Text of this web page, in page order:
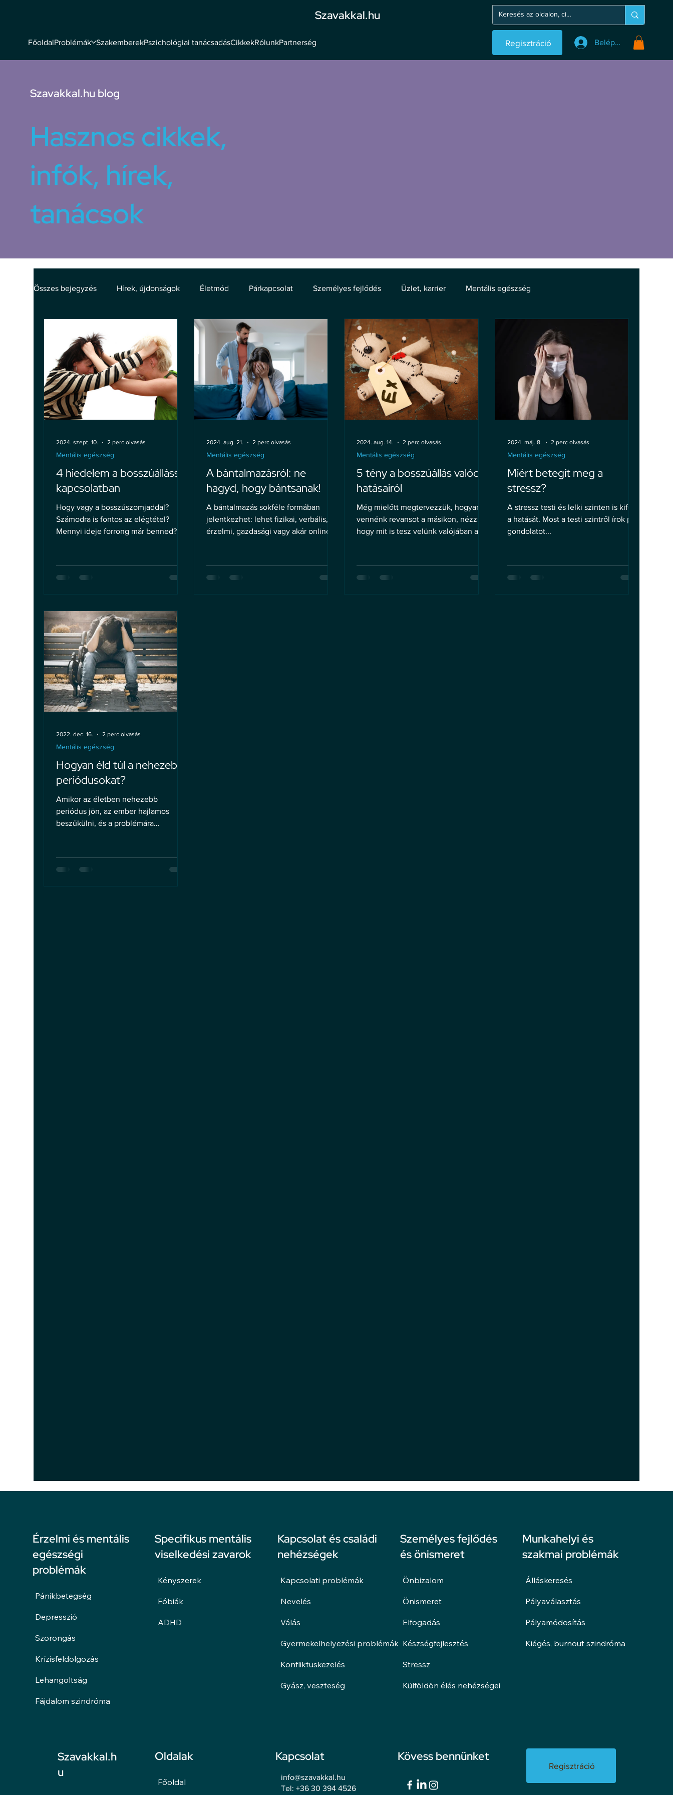
Szavakkal.hu
Regisztráció Belépés
FőoldalProblémák SzakemberekPszichológiai tanácsadásCikkekRólunkPartnerség
Szavakkal.hu blog
Hasznos cikkek,
infók, hírek,
tanácsok
Összes bejegyzés Hírek, újdonságok Életmód Párkapcsolat Személyes fejlődés Üzlet, karrier Mentális egészség
4 hiedelem a bosszúállással
kapcsolatban
Hogy vagy a bosszúszomjaddal?
Számodra is fontos az elégtétel?
Mennyi ideje forrong már benned?
Mentális egészség
2024. szept. 10. 2 perc olvasás
A bántalmazásról: ne
hagyd, hogy bántsanak!
A bántalmazás sokféle formában
jelentkezhet: lehet fizikai, verbális,
érzelmi, gazdasági vagy akár online
Mentális egészség
2024. aug. 21. 2 perc olvasás
5 tény a bosszúállás valódi
hatásairól
Még mielőtt megtervezzük, hogyan
vennénk revansot a másikon, nézzük,
hogy mit is tesz velünk valójában a
Mentális egészség
2024. aug. 14. 2 perc olvasás
Miért betegít meg a
stressz?
A stressz testi és lelki szinten is kifejti
a hatását. Most a testi szintről írok pár
gondolatot...
Mentális egészség
2024. máj. 8. 2 perc olvasás
Hogyan éld túl a nehezebb
periódusokat?
Amikor az életben nehezebb
periódus jön, az ember hajlamos
beszűkülni, és a problémára
Mentális egészség
2022. dec. 16. 2 perc olvasás
Szavakkal.h
u
Oldalak
Főoldal
Kapcsolat
info@szavakkal.hu
Tel: +36 30 394 4526
Kövess bennünket
Regisztráció
Érzelmi és mentális
egészségi
problémák
Pánikbetegség
Depresszió
Szorongás
Krízisfeldolgozás
Lehangoltság
Fájdalom szindróma
Specifikus mentális
viselkedési zavarok
Kényszerek
Fóbiák
ADHD
Kapcsolat és családi
nehézségek
Kapcsolati problémák
Nevelés
Válás
Gyermekelhelyezési problémák
Konfliktuskezelés
Gyász, veszteség
Személyes fejlődés
és önismeret
Önbizalom
Önismeret
Elfogadás
Készségfejlesztés
Stressz
Külföldön élés nehézségei
Munkahelyi és
szakmai problémák
Álláskeresés
Pályaválasztás
Pályamódosítás
Kiégés, burnout szindróma